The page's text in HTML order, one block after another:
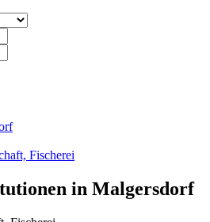
Fischerei
in Malgersdorf